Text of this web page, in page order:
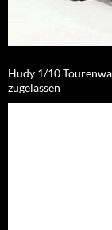
Hudy 1/10
zugelassen